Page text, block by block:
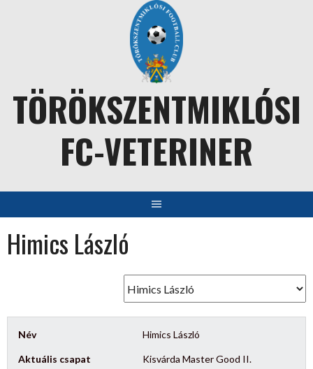
TÖRÖKSZENTMIKLÓSI
FC-VETERINER
Himics László
Név Himics László
Aktuális csapat Kisvárda Master Good II.